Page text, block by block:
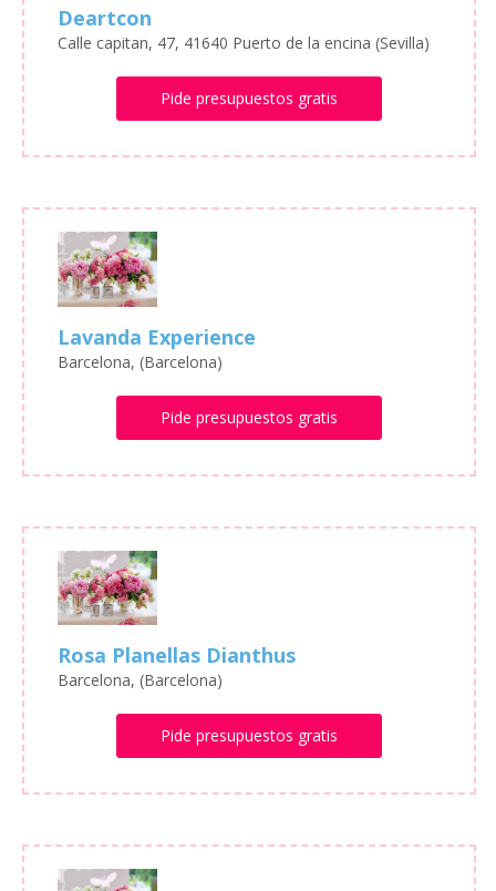
Deartcon
Calle capitan, 47, 41640 Puerto de la encina (Sevilla)
Pide presupuestos gratis
Lavanda Experience
Barcelona, (Barcelona)
Pide presupuestos gratis
Rosa Planellas Dianthus
Barcelona, (Barcelona)
Pide presupuestos gratis